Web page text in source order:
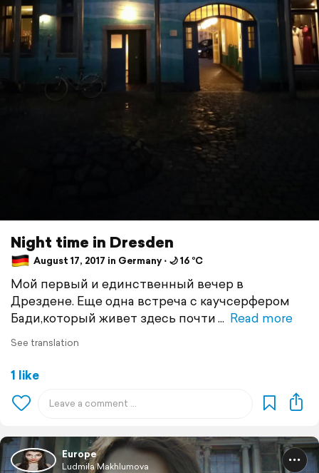
Night time in Dresden
August 17, 2017 in Germany ⋅ 🌙 16 °C
Мой первый и единственный вечер в
Дрездене. Еще одна встреча с каучсерфером
Бади,который живет здесь почти
Read more
See translation
1 like
Europe
Ludmila Makhlumova